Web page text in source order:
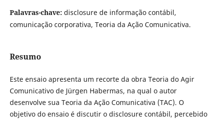
Palavras-chave: disclosure de informação contábil,
comunicação corporativa, Teoria da Ação Comunicativa.
Resumo
Este ensaio apresenta um recorte da obra Teoria do Agir
Comunicativo de Jürgen Habermas, na qual o autor
desenvolve sua Teoria da Ação Comunicativa (TAC). O
objetivo do ensaio é discutir o disclosure contábil, percebido